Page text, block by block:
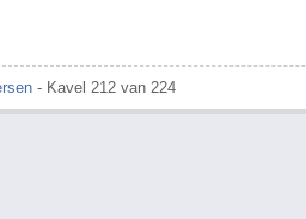
- Kavel 212 van 224